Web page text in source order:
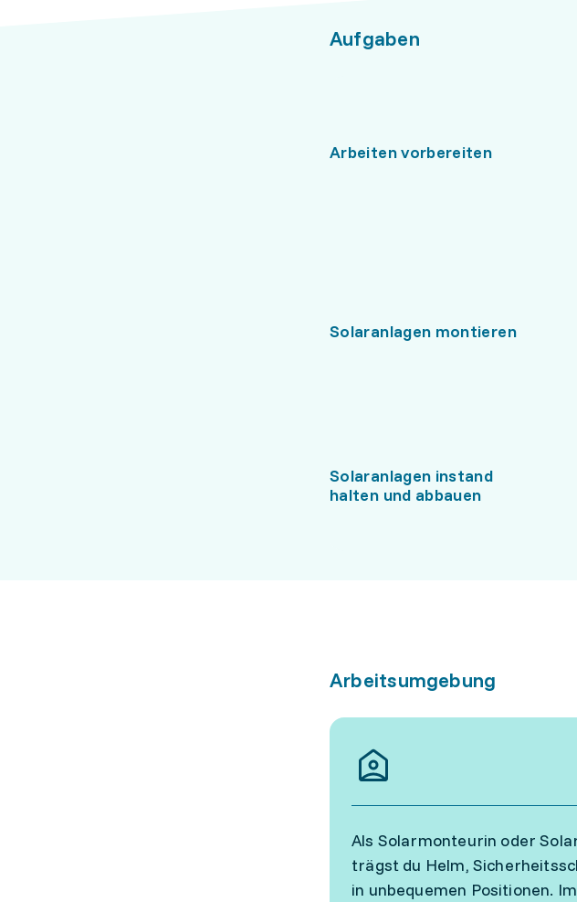
Aufgaben
Arbeiten vorbereiten
Solaranlagen montieren
Solaranlagen instand
halten und abbauen
Arbeitsumgebung
Als Solarmonteurin oder
trägst du Helm,
in unbequemen Positionen.